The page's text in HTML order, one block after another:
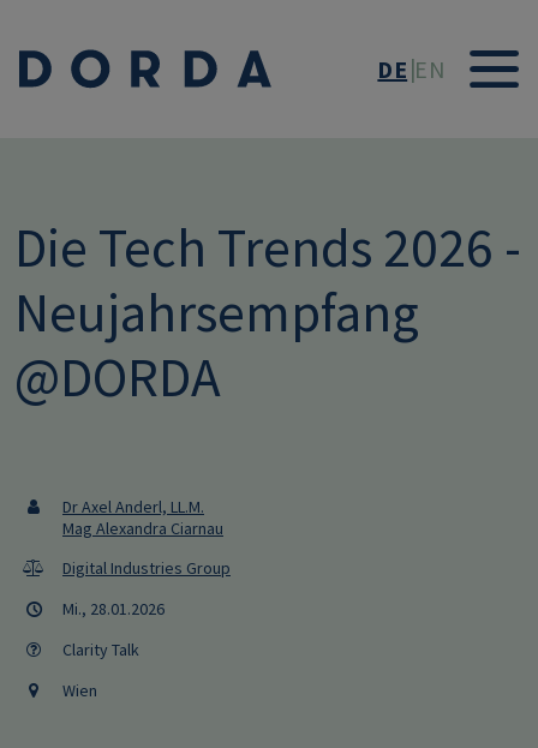
DE EN
Die Tech Trends 2026 -
Neujahrsempfang
@DORDA
Dr Axel Anderl, LL.M.
Mag Alexandra Ciarnau
Digital Industries Group
Mi., 28.01.2026
Clarity Talk
Wien